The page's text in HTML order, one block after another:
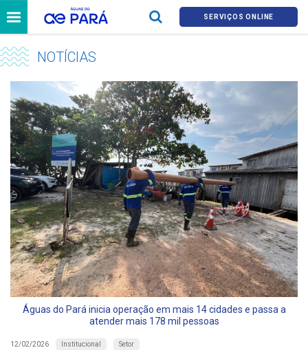
SERVIÇOS ONLINE
NOTÍCIAS
Águas do Pará inicia operação em mais 14 cidades e passa a
atender mais 178 mil pessoas
12/02/2026 Institucional Setor